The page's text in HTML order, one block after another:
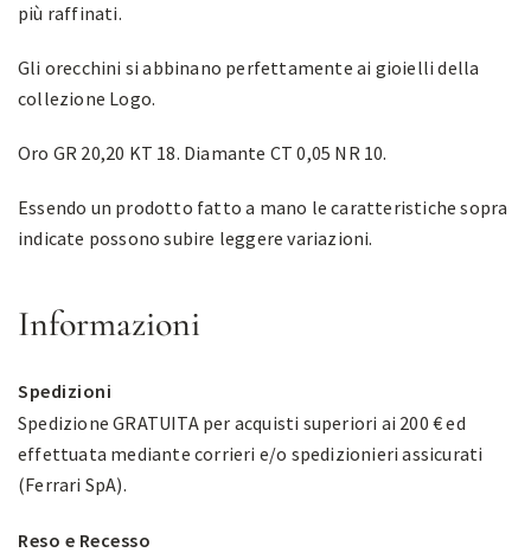
più raffinati.
Gli orecchini si abbinano perfettamente ai gioielli della
collezione Logo.
Oro GR 20,20 KT 18. Diamante CT 0,05 NR 10.
Essendo un prodotto fatto a mano le caratteristiche sopra
indicate possono subire leggere variazioni.
Informazioni
Spedizioni
Spedizione GRATUITA per acquisti superiori ai 200 € ed
effettuata mediante corrieri e/o spedizionieri assicurati
(Ferrari SpA).
Reso e Recesso